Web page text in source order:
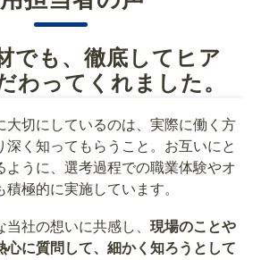
でも、徹底してヒア
わってくれました。
大切にしているのは、実際に働く方
深く知ってもらうこと。お互いにと
ように、選考過程での職業体験やオ
極的に実施しています。
社の想いに共感し、 現場のことや
心に質問して、細かく知ろうとして